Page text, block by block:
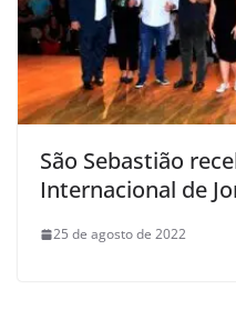
São Sebastião
Internacional de
25 de agosto de 2022